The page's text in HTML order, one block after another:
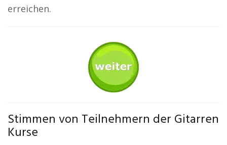
erreichen.
Stimmen von Teilnehmern der Gitarren
Kurse